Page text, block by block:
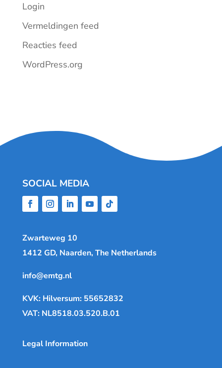
Login
Vermeldingen feed
Reacties feed
WordPress.org
SOCIAL MEDIA
Zwarteweg 10
1412 GD, Naarden, The Netherlands
info@emtg.nl
KVK: Hilversum: 55652832
VAT: NL8518.03.520.B.01
Legal Information